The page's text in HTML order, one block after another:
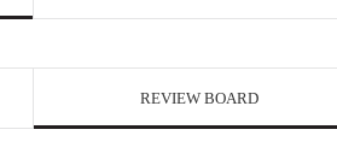
REVIEW BOARD